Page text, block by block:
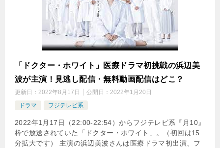
「ドクター・ホワイト」医療ドラマ初挑戦の浜辺美
波が主演！見逃し配信・無料動画配信はどこ？
更新日： 2022年8月17日 公開日： 2022年1月20日
ドラマ
フジテレビ系
2022年1月17日（22:00-22:54）からフジテレビ系『月10』
枠で放送されていた「ドクター・ホワイト」。（初回は15
分拡大です） 主演の浜辺美波さんは医療ドラマ初出演、フ